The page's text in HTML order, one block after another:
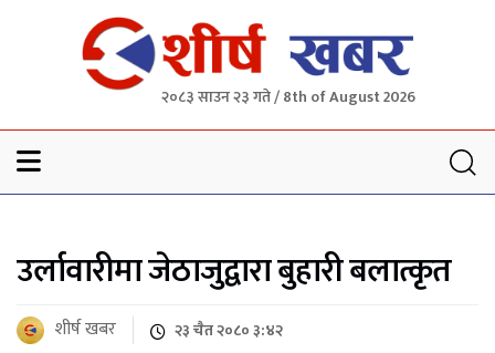
२०८३ साउन २३ गते / 8th of August 2026
उर्लावारीमा जेठाजुद्वारा बुहारी बलात्कृत
शीर्ष खबर २३ चैत २०८० ३:४२